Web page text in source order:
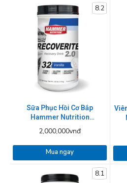
8.2
Sữa Phục Hồi Cơ Bắp
Hammer Nutrition
mùi
2,000,000vnđ
Mua ngay
8.1